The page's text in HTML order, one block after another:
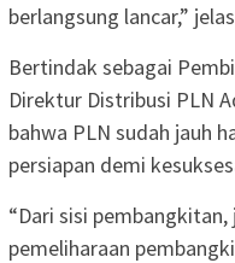
berlangsung lancar,”
Bertindak sebagai
Direktur Distribusi PLN
bahwa PLN sudah jauh
persiapan demi
“Dari sisi
pemeliharaan